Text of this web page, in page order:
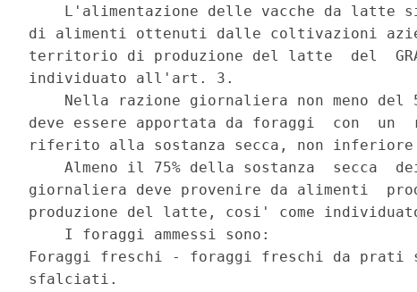
L'alimentazione delle vacche da latte
di alimenti ottenuti dalle coltivazioni
territorio di produzione del latte  del
individuato all'art. 3.
Nella razione giornaliera non meno del
deve essere apportata da foraggi  con  un
riferito alla sostanza secca, non
Almeno il 75% della sostanza  secca
giornaliera deve provenire da alimenti
produzione del latte, cosi' come
    I foraggi ammessi sono:
Foraggi freschi - foraggi freschi da
sfalciati.